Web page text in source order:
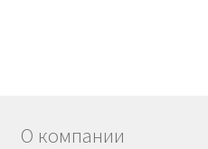
О компании